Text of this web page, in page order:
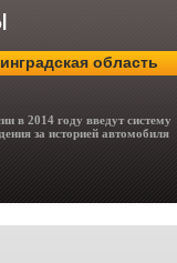
область
в 2014 году введут систему
за историей автомобиля